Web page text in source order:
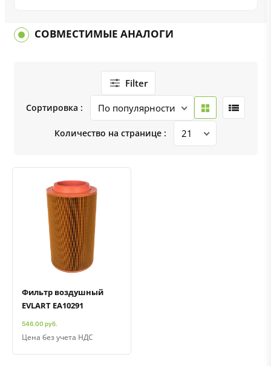
СОВМЕСТИМЫЕ АНАЛОГИ
Filter
Сортировка :
Количество на странице :
Быстрый просмотрДобавить к сравнению
Добавить в избранное
Фильтр воздушный
EVLART EA10291
546.00 руб.
Цена без учета НДС